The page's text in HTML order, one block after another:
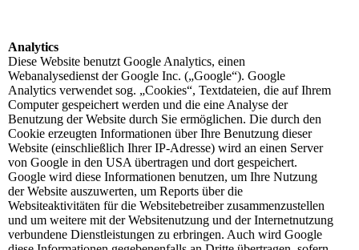
Analytics
Diese Website benutzt Google Analytics, einen
Webanalysedienst der Google Inc. („Google“). Google
Analytics verwendet sog. „Cookies“, Textdateien, die auf Ihrem
Computer gespeichert werden und die eine Analyse der
Benutzung der Website durch Sie ermöglichen. Die durch den
Cookie erzeugten Informationen über Ihre Benutzung dieser
Website (einschließlich Ihrer IP-Adresse) wird an einen Server
von Google in den USA übertragen und dort gespeichert.
Google wird diese Informationen benutzen, um Ihre Nutzung
der Website auszuwerten, um Reports über die
Websiteaktivitäten für die Websitebetreiber zusammenzustellen
und um weitere mit der Websitenutzung und der Internetnutzung
verbundene Dienstleistungen zu erbringen. Auch wird Google